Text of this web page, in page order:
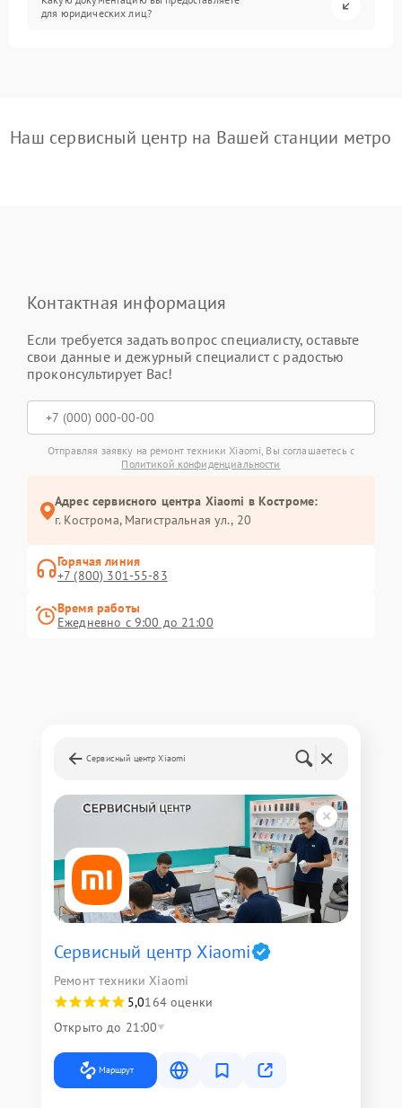
для юридических лиц?
Наш сервисный центр на Вашей станции метро
Контактная информация
Если требуется задать вопрос специалисту, оставьте
свои данные и дежурный специалист с радостью
проконсультирует Вас!
Отправляя заявку на ремонт техники Xiaomi, Вы соглашаетесь с
Политикой конфиденциальности
Адрес сервисного центра Xiaomi в Костроме:
г. Кострома, Магистральная ул., 20
Горячая линия
+7 (800) 301-55-83
Время работы
Ежедневно с 9:00 до 21:00
Сервисный центр Xiaomi
Сервисный центр Xiaomi
Ремонт техники Xiaomi
5,0164 оценки
Открыто до 21:00
Маршрут